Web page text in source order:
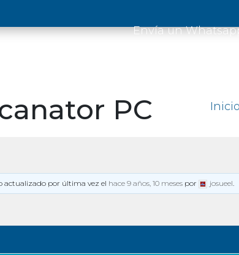
Envía un
PC Inicio
actualizado por última vez el hace 9 años, 10 meses por josueel.